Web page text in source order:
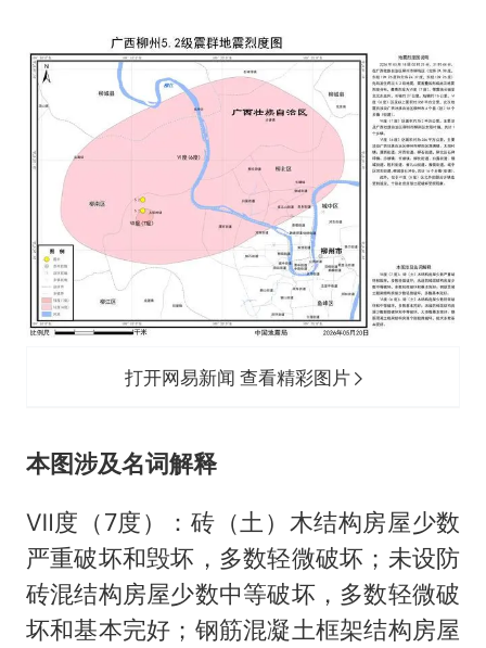
打开网易新闻 查看精彩图片
本图涉及名词解释
Ⅶ度（7度）：砖（土）木结构房屋少数
严重破坏和毁坏，多数轻微破坏；未设防
砖混结构房屋少数中等破坏，多数轻微破
坏和基本完好；钢筋混凝土框架结构房屋